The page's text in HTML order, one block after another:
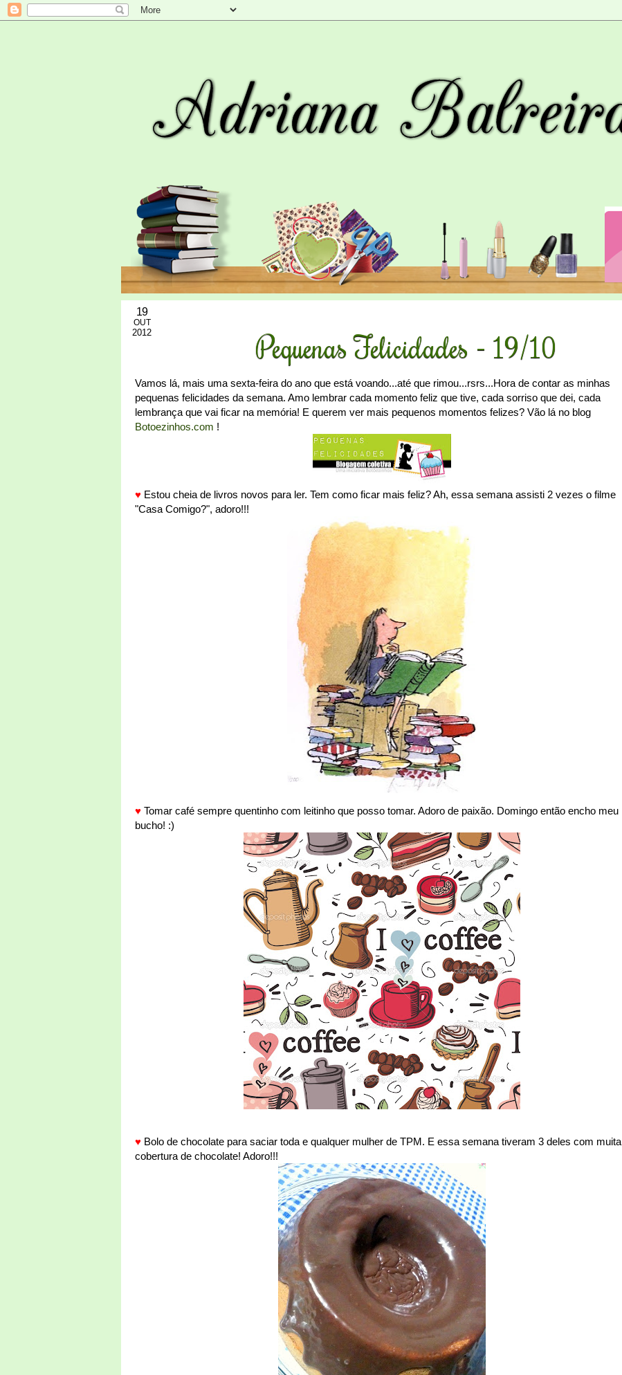
19
OUT
2012 Pequenas Felicidades - 19/10
Vamos lá, mais uma sexta-feira do ano que está voando...até que rimou...rsrs...Hora de contar as minhas
pequenas felicidades da semana. Amo lembrar cada momento feliz que tive, cada sorriso que dei, cada
lembrança que vai ficar na memória! E querem ver mais pequenos momentos felizes? Vão lá no blog
Botoezinhos.com !
♥ Estou cheia de livros novos para ler. Tem como ficar mais feliz? Ah, essa semana assisti 2 vezes o filme
"Casa Comigo?", adoro!!!
♥ Tomar café sempre quentinho com leitinho que posso tomar. Adoro de paixão. Domingo então encho meu
bucho! :)
♥ Bolo de chocolate para saciar toda e qualquer mulher de TPM. E essa semana tiveram 3 deles com muita
cobertura de chocolate! Adoro!!!